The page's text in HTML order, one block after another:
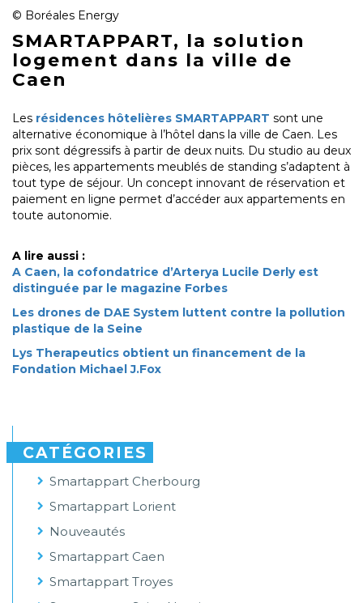
© Boréales Energy
SMARTAPPART, la solution
logement dans la ville de
Caen
Les résidences hôtelières SMARTAPPART sont une
alternative économique à l’hôtel dans la ville de Caen. Les
prix sont dégressifs à partir de deux nuits. Du studio au deux
pièces, les appartements meublés de standing s’adaptent à
tout type de séjour. Un concept innovant de réservation et
paiement en ligne permet d’accéder aux appartements en
toute autonomie.
A lire aussi :
A Caen, la cofondatrice d’Arterya Lucile Derly est
distinguée par le magazine Forbes
Les drones de DAE System luttent contre la pollution
plastique de la Seine
Lys Therapeutics obtient un financement de la
Fondation Michael J.Fox
CATÉGORIES
Smartappart Cherbourg
Smartappart Lorient
Nouveautés
Smartappart Caen
Smartappart Troyes